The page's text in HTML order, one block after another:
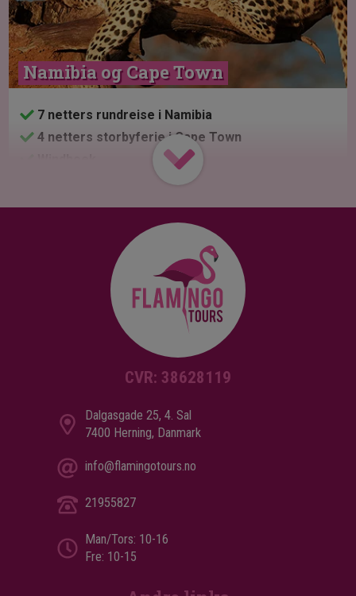
Namibia og Cape Town
7 netters rundreise i Namibia
4 netters storbyferie i Cape Town
Etosha Nasjonalpark
Sesriem Canyon
All transport inkludert
Se kart
"Flamingotours framstår som en
ryddig, seriøs og knallproff aktør i en
jungel av aktører. Takk for god hjelp så
CVR: 38628119
Dalgasgade 25, 4. Sal
7400 Herning, Danmark
info@flamingotours.no
21955827
Man/Tors: 10-16
Fre: 10-15